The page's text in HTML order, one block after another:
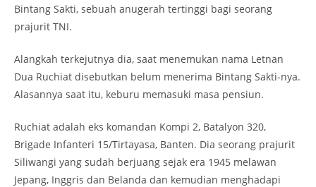
Bintang Sakti, sebuah anugerah tertinggi bagi seorang
prajurit TNI.
Alangkah terkejutnya dia, saat menemukan nama Letnan
Dua Ruchiat disebutkan belum menerima Bintang Sakti-nya.
Alasannya saat itu, keburu memasuki masa pensiun.
Ruchiat adalah eks komandan Kompi 2, Batalyon 320,
Brigade Infanteri 15/Tirtayasa, Banten. Dia seorang prajurit
Siliwangi yang sudah berjuang sejak era 1945 melawan
Jepang, Inggris dan Belanda dan kemudian menghadapi